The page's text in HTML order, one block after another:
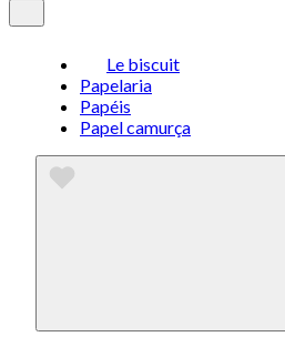
Le biscuit
Papelaria
Papéis
Papel camurça